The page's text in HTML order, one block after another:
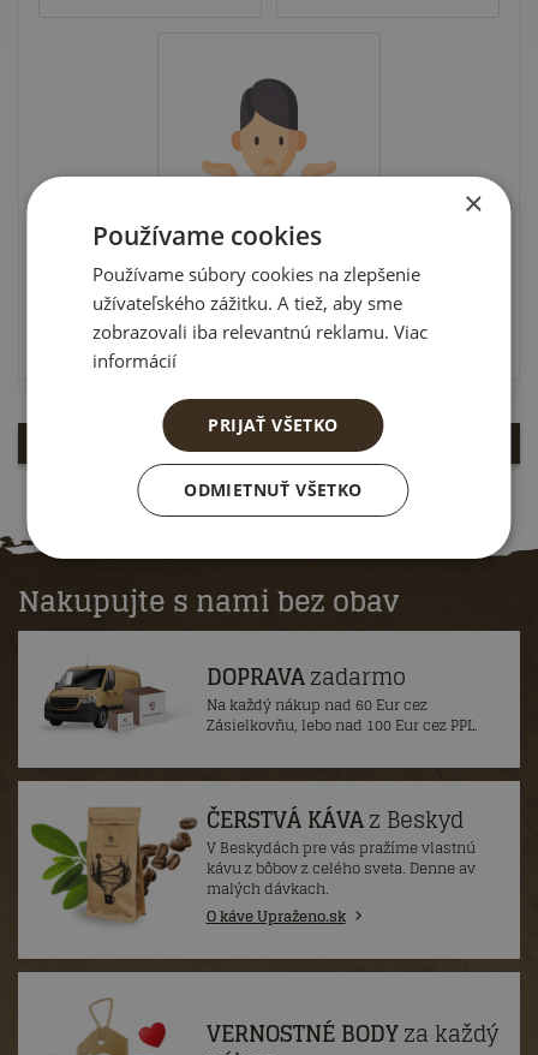
Je mi to jedno
Nakupujte s nami bez obav
DOPRAVAzadarmo
Na každý nákup nad 60 Eur cez
Zásielkovňu, lebo nad 100 Eur cez PPL.
ČERSTVÁ KÁVAz Beskyd
V Beskydách pre vás pražíme vlastnú
kávu z bôbov z celého sveta. Denne av
malých dávkach.
O káve Upraženo.sk
VERNOSTNÉ BODYza každý
×
Používame cookies
Používame súbory cookies na zlepšenie
užívateľského zážitku. A tiež, aby sme
zobrazovali iba relevantnú reklamu. Viac
informácií
PRIJAŤ VŠETKO
ODMIETNUŤ VŠETKO